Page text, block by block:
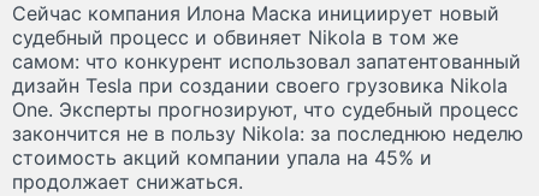
Сейчас компания Илона Маска инициирует новый
судебный процесс и обвиняет Nikola в том же
самом: что конкурент использовал запатентованный
дизайн Tesla при создании своего грузовика Nikola
One. Эксперты прогнозируют, что судебный процесс
закончится не в пользу Nikola: за последнюю неделю
стоимость акций компании упала на 45% и
продолжает снижаться.